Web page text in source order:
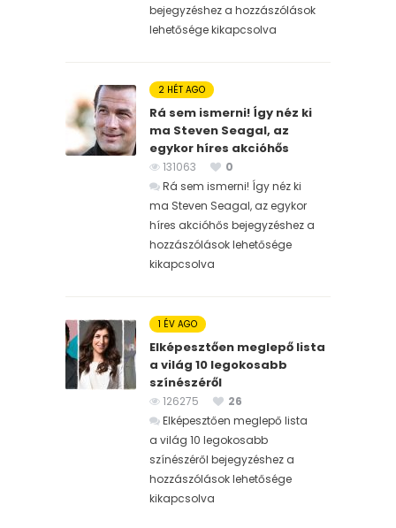
bejegyzéshez a hozzászólások
lehetősége kikapcsolva
2 HÉT AGO
Rá sem ismerni! Így néz ki
ma Steven Seagal, az
egykor híres akcióhős
131063
0
Rá sem ismerni! Így néz ki
ma Steven Seagal, az egykor
híres akcióhős bejegyzéshez a
hozzászólások lehetősége
kikapcsolva
1 ÉV AGO
Elképesztően meglepő lista
a világ 10 legokosabb
színészéről
126275
26
Elképesztően meglepő lista
a világ 10 legokosabb
színészéről bejegyzéshez a
hozzászólások lehetősége
kikapcsolva